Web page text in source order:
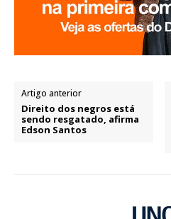
Artigo anterior
Direito dos negros está
sendo resgatado, afirma
Edson Santos